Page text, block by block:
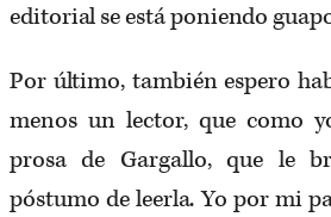
editorial se está poniendo
Por último, también espero
menos un lector, que como
prosa de Gargallo, que le
póstumo de leerla. Yo por mi